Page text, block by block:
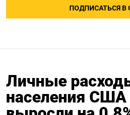
ПОДПИСАТЬСЯ В
Личные
населения